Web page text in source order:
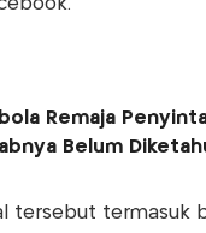
Remaja
Belum
tersebut termasuk